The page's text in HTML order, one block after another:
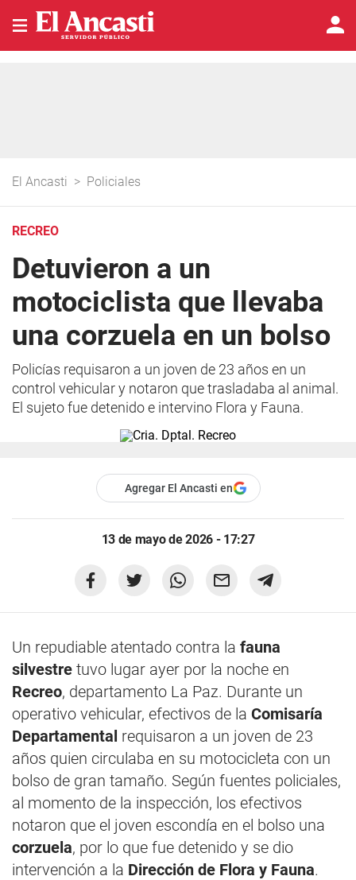
El Ancasti > Policiales
RECREO
Detuvieron a un
motociclista que llevaba
una corzuela en un bolso
Policías requisaron a un joven de 23 años en un
control vehicular y notaron que trasladaba al animal.
El sujeto fue detenido e intervino Flora y Fauna.
Agregar El Ancasti en
13 de mayo de 2026 - 17:27
Un repudiable atentado contra la fauna
silvestre tuvo lugar ayer por la noche en
Recreo, departamento La Paz. Durante un
operativo vehicular, efectivos de la Comisaría
Departamental requisaron a un joven de 23
años quien circulaba en su motocicleta con un
bolso de gran tamaño. Según fuentes policiales,
al momento de la inspección, los efectivos
notaron que el joven escondía en el bolso una
corzuela, por lo que fue detenido y se dio
intervención a la Dirección de Flora y Fauna.